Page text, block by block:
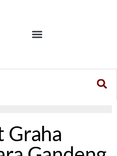
Graha